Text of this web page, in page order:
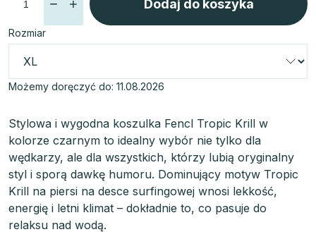
Rozmiar
Możemy doręczyć do: 11.08.2026
Dodaj do koszyka
Stylowa i wygodna koszulka Fencl Tropic Krill w
kolorze czarnym to idealny wybór nie tylko dla
wędkarzy, ale dla wszystkich, którzy lubią oryginalny
styl i sporą dawkę humoru. Dominujący motyw Tropic
Krill na piersi na desce surfingowej wnosi lekkość,
energię i letni klimat – dokładnie to, co pasuje do
relaksu nad wodą.